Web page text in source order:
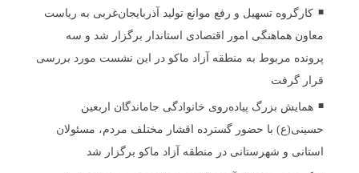
کارگروه تسهیل و رفع موانع تولید آذربایجان‌غربی به ریاست
معاون هماهنگی امور اقتصادی استاندار برگزار شد و سه
پرونده مربوط به منطقه آزاد ماکو در این نشست مورد بررسی
قرار گرفت
همایش بزرگ پیاده‌روی خانوادگی جاماندگان اربعین
حسینی(ع) با حضور گسترده اقشار مختلف مردم، مسئولان
استانی و شهرستانی در منطقه آزاد ماکو برگزار شد